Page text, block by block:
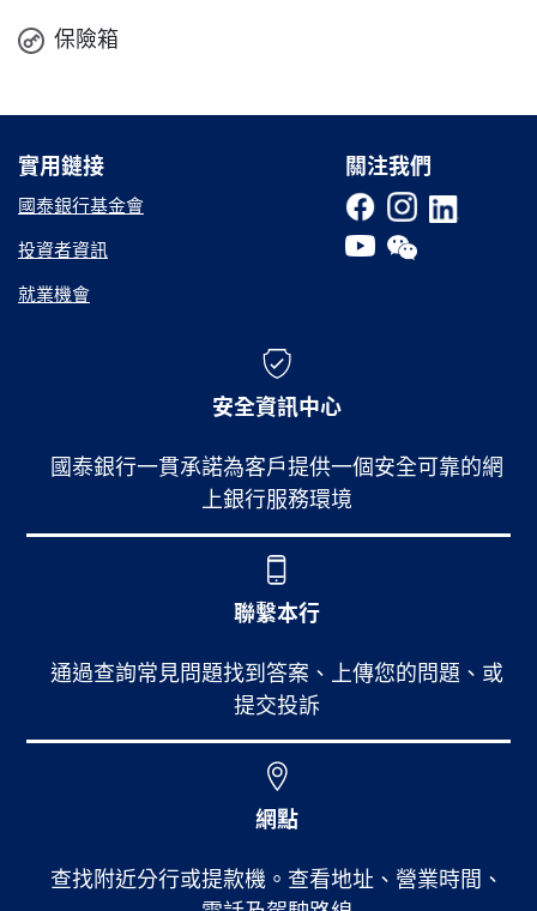
保險箱
關注我們
實用鏈接
實用鏈接
國泰銀行基金會
投資者資訊
就業機會
安全資訊中心
國泰銀行一貫承諾為客戶提供一個安全可靠的網
上銀行服務環境
聯繫本行
通過查詢常見問題找到答案、上傳您的問題、或
提交投訴
網點
查找附近分行或提款機。查看地址、營業時間、